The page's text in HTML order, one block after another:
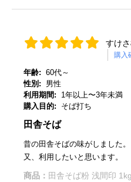
すけ
購入
年齢: 60代～
性別:
男性
利用期間:
1年以上〜3年未満
購入目的:
そば打ち
田舎そば
昔の田舎そばの味がしました。
又、利用したいと思います。
商品： 田舎そば粉 浅間印